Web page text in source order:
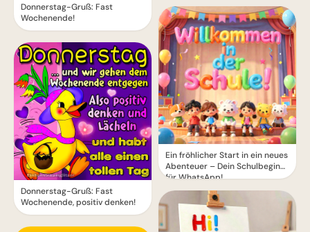
Donnerstag-Gruß: Fast
Wochenende!
Donnerstag-Gruß: Fast
Wochenende, positiv denken!
Ein fröhlicher Start in ein neues
Abenteuer – Dein Schulbeginn
für WhatsApp!